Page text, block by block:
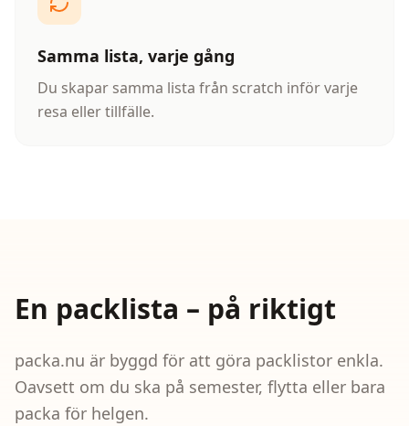
Samma lista, varje gång
Du skapar samma lista från scratch inför varje
resa eller tillfälle.
En packlista – på riktigt
packa.nu är byggd för att göra packlistor enkla.
Oavsett om du ska på semester, flytta eller bara
packa för helgen.